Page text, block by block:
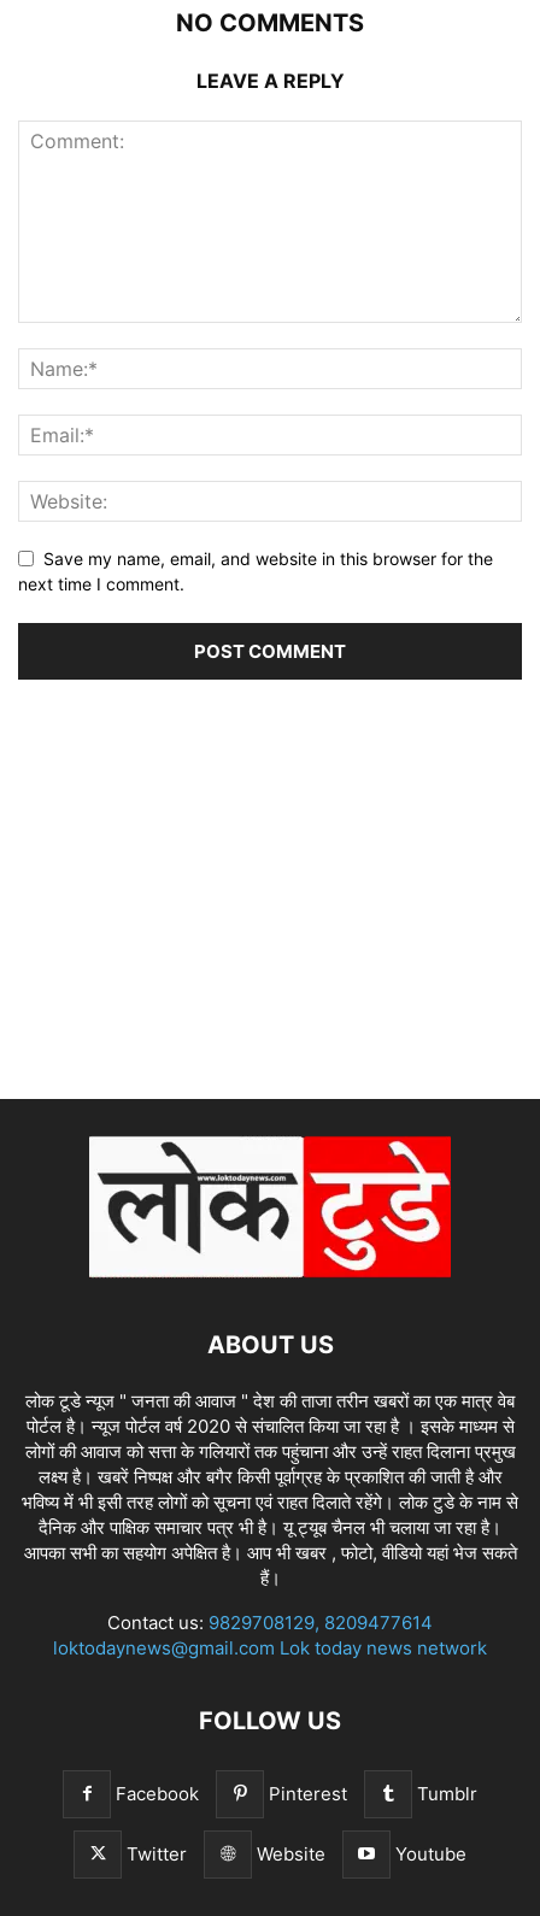
NO COMMENTS
LEAVE A REPLY
Save my name, email, and website in this browser for the
next time I comment.
ABOUT US
लोक टूडे न्यूज " जनता की आवाज " देश की ताजा तरीन खबरों का एक मात्र वेब
पोर्टल है। न्यूज पोर्टल वर्ष 2020 से संचालित किया जा रहा है । इसके माध्यम से
लोगों की आवाज को सत्ता के गलियारों तक पहुंचाना और उन्हें राहत दिलाना प्रमुख
लक्ष्य है। खबरें निष्पक्ष और बगैर किसी पूर्वाग्रह के प्रकाशित की जाती है और
भविष्य में भी इसी तरह लोगों को सूचना एवं राहत दिलाते रहेंगे। लोक टुडे के नाम से
दैनिक और पाक्षिक समाचार पत्र भी है। यू ट्यूब चैनल भी चलाया जा रहा है।
आपका सभी का सहयोग अपेक्षित है। आप भी खबर , फोटो, वीडियो यहां भेज सकते
हैं।
Contact us: 9829708129, 8209477614
loktodaynews@gmail.com Lok today news network
FOLLOW US
Facebook Pinterest Tumblr
Twitter Website Youtube